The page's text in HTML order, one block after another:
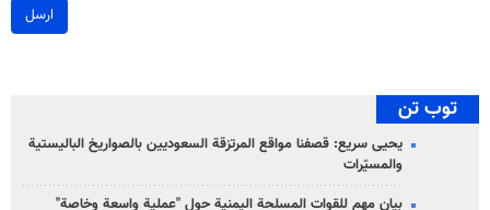
ارسل
توب تن
يحيى سريع: قصفنا مواقع المرتزقة السعوديين بالصواريخ الباليستية
والمسيّرات
بيان مهم للقوات المسلحة اليمنية حول "عملية واسعة وخاصة"